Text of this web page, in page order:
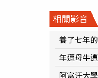
相關影音
養了七年
年邁母牛
阿富汗大